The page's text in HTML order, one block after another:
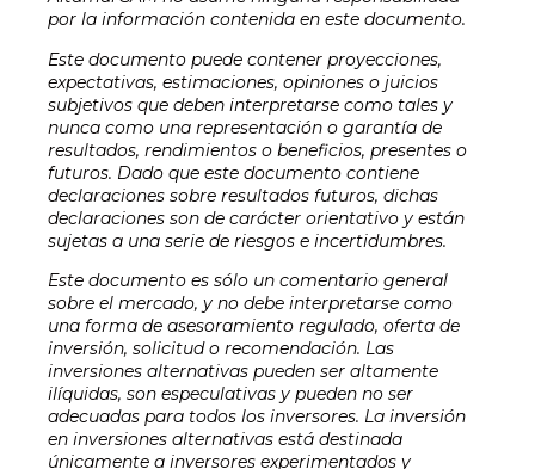
por la información contenida en este documento.
Este documento puede contener proyecciones,
expectativas, estimaciones, opiniones o juicios
subjetivos que deben interpretarse como tales y
nunca como una representación o garantía de
resultados, rendimientos o beneficios, presentes o
futuros. Dado que este documento contiene
declaraciones sobre resultados futuros, dichas
declaraciones son de carácter orientativo y están
sujetas a una serie de riesgos e incertidumbres.
Este documento es sólo un comentario general
sobre el mercado, y no debe interpretarse como
una forma de asesoramiento regulado, oferta de
inversión, solicitud o recomendación. Las
inversiones alternativas pueden ser altamente
ilíquidas, son especulativas y pueden no ser
adecuadas para todos los inversores. La inversión
en inversiones alternativas está destinada
únicamente a inversores experimentados y